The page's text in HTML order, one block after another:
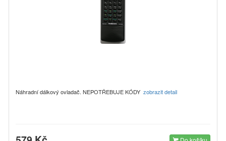
Náhradní dálkový ovladač. NEPOTŘEBUJE KÓDY zobrazit detail